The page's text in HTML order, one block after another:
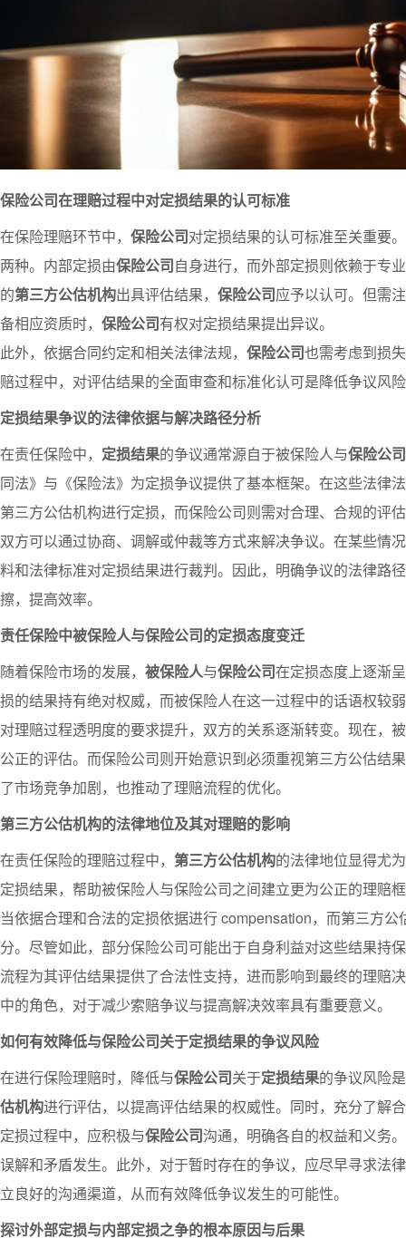
保险公司在理赔过程中对定损结果的认可标准
在保险理赔环节中， 保险公司对定损结果的认可标准至关重要
两种。内部定损由保险公司自身进行，而外部定损则依赖于专
的第三方公估机构出具评估结果， 保险公司应予以认可。但需
备相应资质时， 保险公司有权对定损结果提出异议。
此外，依据合同约定和相关法律法规， 保险公司也需考虑到损
赔过程中，对评估结果的全面审查和标准化认可是降低争议风
定损结果争议的法律依据与解决路径分析
在责任保险中， 定损结果的争议通常源自于被保险人与保险公司
同法》与《保险法》为定损争议提供了基本框架。在这些法律
第三方公估机构进行定损，而保险公司则需对合理、合规的评
双方可以通过协商、调解或仲裁等方式来解决争议。在某些情
料和法律标准对定损结果进行裁判。因此，明确争议的法律路
擦，提高效率。
责任保险中被保险人与保险公司的定损态度变迁
随着保险市场的发展， 被保险人与保险公司在定损态度上逐渐
损的结果持有绝对权威，而被保险人在这一过程中的话语权较
对理赔过程透明度的要求提升，双方的关系逐渐转变。现在，
公正的评估。而保险公司则开始意识到必须重视第三方公估结
了市场竞争加剧，也推动了理赔流程的优化。
第三方公估机构的法律地位及其对理赔的影响
在责任保险的理赔过程中， 第三方公估机构的法律地位显得尤
定损结果，帮助被保险人与保险公司之间建立更为公正的理赔
当依据合理和合法的定损依据进行 compensation，而第三方
分。尽管如此，部分保险公司可能出于自身利益对这些结果持
流程为其评估结果提供了合法性支持，进而影响到最终的理赔
中的角色，对于减少索赔争议与提高解决效率具有重要意义。
如何有效降低与保险公司关于定损结果的争议风险
在进行保险理赔时，降低与保险公司关于定损结果的争议风险
估机构进行评估，以提高评估结果的权威性。同时，充分了解
定损过程中，应积极与保险公司沟通，明确各自的权益和义务
误解和矛盾发生。此外，对于暂时存在的争议，应尽早寻求法
立良好的沟通渠道，从而有效降低争议发生的可能性。
探讨外部定损与内部定损之争的根本原因与后果